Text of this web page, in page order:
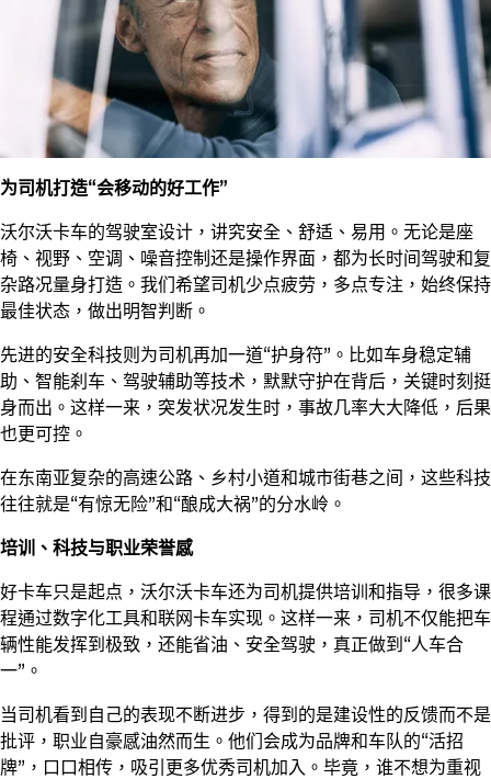
为司机打造“会移动的好工作”
沃尔沃卡车的驾驶室设计，讲究安全、舒适、易用。无论是座
椅、视野、空调、噪音控制还是操作界面，都为长时间驾驶和复
杂路况量身打造。我们希望司机少点疲劳，多点专注，始终保持
最佳状态，做出明智判断。
先进的安全科技则为司机再加一道“护身符”。比如车身稳定辅
助、智能刹车、驾驶辅助等技术，默默守护在背后，关键时刻挺
身而出。这样一来，突发状况发生时，事故几率大大降低，后果
也更可控。
在东南亚复杂的高速公路、乡村小道和城市街巷之间，这些科技
往往就是“有惊无险”和“酿成大祸”的分水岭。
培训、科技与职业荣誉感
好卡车只是起点，沃尔沃卡车还为司机提供培训和指导，很多课
程通过数字化工具和联网卡车实现。这样一来，司机不仅能把车
辆性能发挥到极致，还能省油、安全驾驶，真正做到“人车合
一”。
当司机看到自己的表现不断进步，得到的是建设性的反馈而不是
批评，职业自豪感油然而生。他们会成为品牌和车队的“活招
牌”，口口相传，吸引更多优秀司机加入。毕竟，谁不想为重视